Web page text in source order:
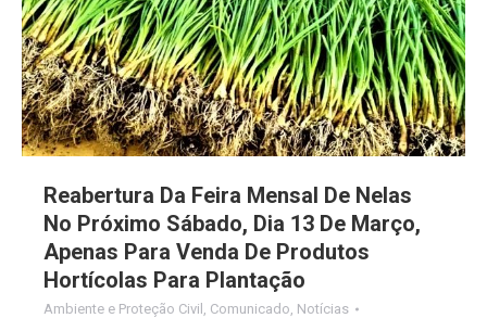
Reabertura Da Feira Mensal De Nelas
No Próximo Sábado, Dia 13 De Março,
Apenas Para Venda De Produtos
Hortícolas Para Plantação
Ambiente e Proteção Civil Comunicado Notícias